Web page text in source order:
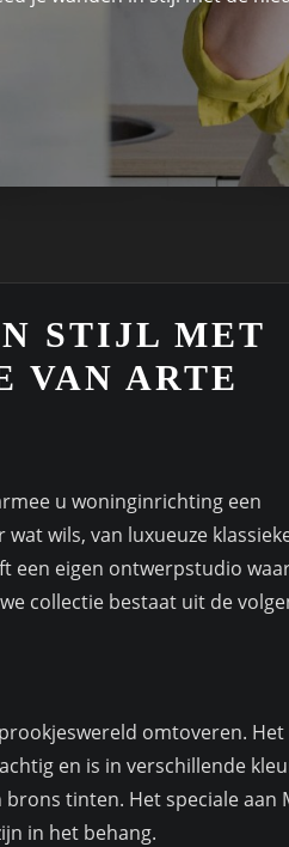
STIJL MET
VAN ARTE
u woninginrichting een
wils, van luxueuze
een eigen ontwerpstudio
collectie bestaat uit de
omtoveren. Het
en is in verschillende
tinten. Het speciale aan
in het behang.